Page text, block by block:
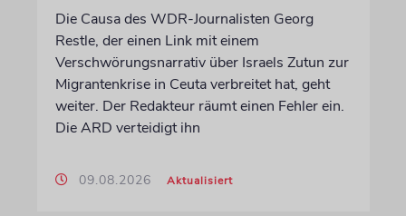
Die Causa des WDR-Journalisten Georg
Restle, der einen Link mit einem
Verschwörungsnarrativ über Israels Zutun zur
Migrantenkrise in Ceuta verbreitet hat, geht
weiter. Der Redakteur räumt einen Fehler ein.
Die ARD verteidigt ihn
09.08.2026 Aktualisiert